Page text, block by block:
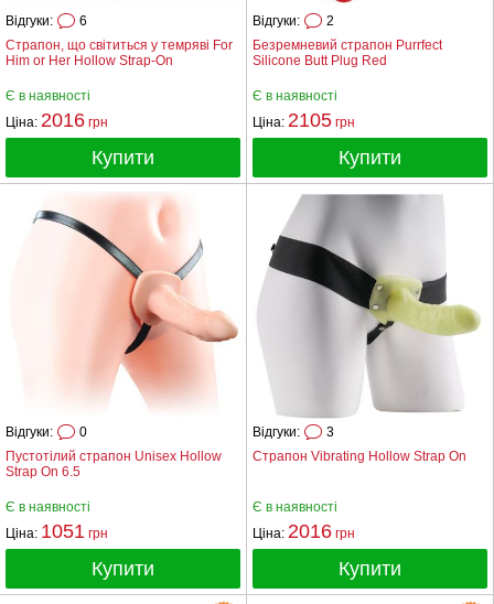
Страпон, що світиться у темряві For
Him or Her Hollow Strap-On
Відгуки: 6
Є в наявності
Ціна: 2016 грн
Купити
Безремневий страпон Purrfect
Silicone Butt Plug Red
Відгуки: 2
Є в наявності
Ціна: 2105 грн
Купити
Пустотілий страпон Unisex Hollow
Strap On 6.5
Відгуки: 0
Є в наявності
Ціна: 1051 грн
Купити
Страпон Vibrating Hollow Strap On
Відгуки: 3
Є в наявності
Ціна: 2016 грн
Купити